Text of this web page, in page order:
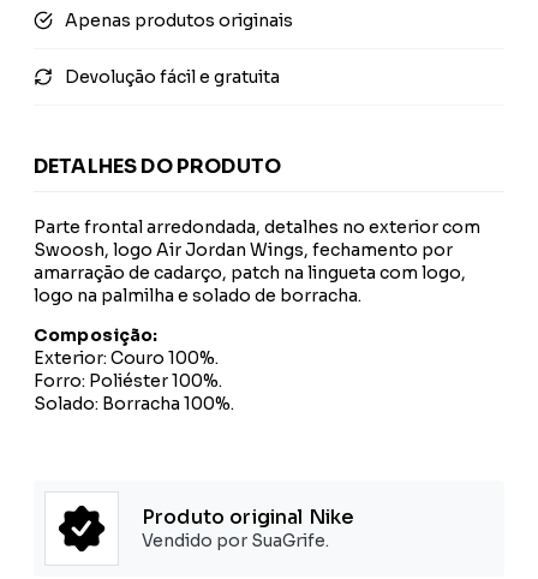
Apenas produtos originais
Devolução fácil e gratuita
DETALHES DO PRODUTO
Parte frontal arredondada, detalhes no exterior com
Swoosh, logo Air Jordan Wings, fechamento por
amarração de cadarço, patch na lingueta com logo,
logo na palmilha e solado de borracha.
Composição:
Exterior: Couro 100%.
Forro: Poliéster 100%.
Solado: Borracha 100%.
Produto original Nike
Vendido por SuaGrife.